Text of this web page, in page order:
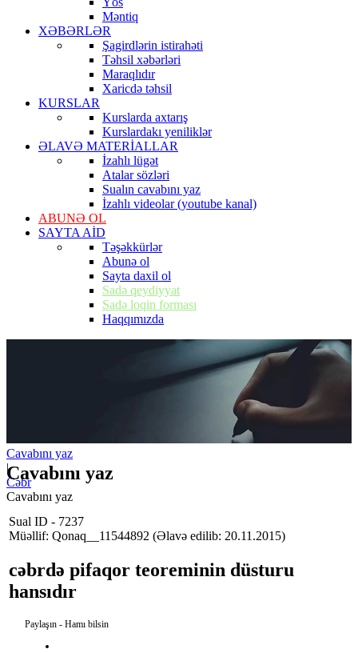
Məntiq
XƏBƏRLƏR
Şagirdlərin istirahəti
Təhsil xəbərləri
Maraqlıdır
Xaricdə təhsil
KURSLAR
Kurslarda axtarış
Kurslardakı yeniliklər
ƏLAVƏ MATERİALLAR
İzahlı lügət
Atalar sözləri
Sualın cavabını yaz
İzahlı videolar (youtube kanal)
ABUNƏ OL
SAYTA AİD
Təşəkkürlər
Abunə ol
Sayta daxil ol
Sadə qeydiyyat
Sadə loqin forması
Haqqımızda
Cavabını yaz
Cavabını yaz
|
Cəbr
Cavabını yaz
Sual ID - 7237
Müəllif: Qonaq__11544892 (Əlavə edilib: 20.11.2015)
cəbrdə pifaqor teoreminin düsturu
hansıdır
Paylaşın - Hamı bilsin